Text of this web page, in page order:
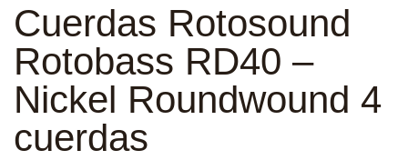
Cuerdas Rotosound
Rotobass RD40 –
Nickel Roundwound 4
cuerdas